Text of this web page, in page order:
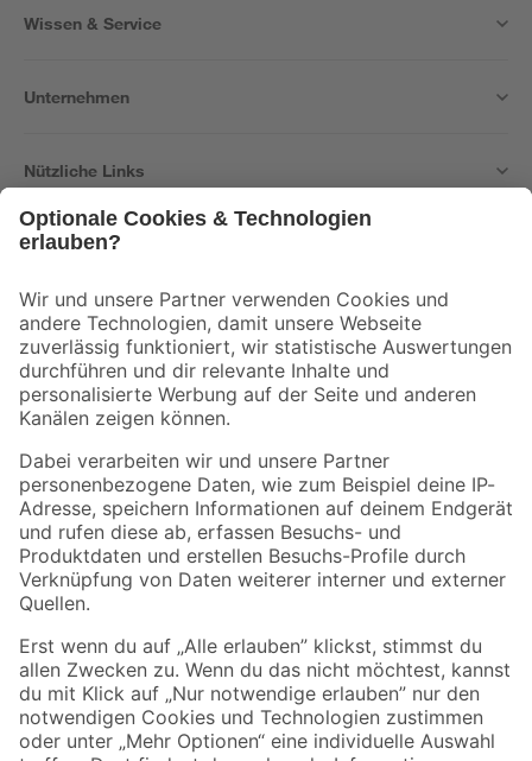
Wissen & Service
Unternehmen
Nützliche Links
Der toom Newsletter: Keine Angebote und Aktionen mehr verpassen!
Zur Newsletter Anmeldung
Folge uns
Zahlungsarten Versandarten
Sicher einkaufen
Jetzt die toom-App herunterladen